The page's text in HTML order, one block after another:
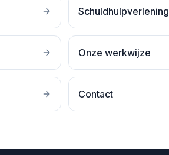
Schuldhulpverlening
Onze werkwijze
Contact